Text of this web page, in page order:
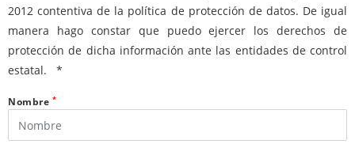
2012 contentiva de la política de protección de datos. De igual
manera hago constar que puedo ejercer los derechos de
protección de dicha información ante las entidades de control
estatal. *
Nombre *